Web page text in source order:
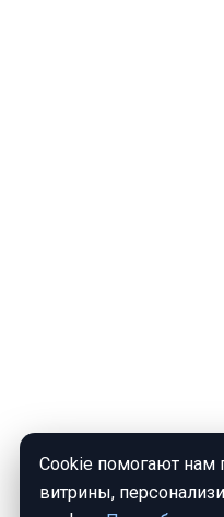
Cookie помогают нам
витрины,